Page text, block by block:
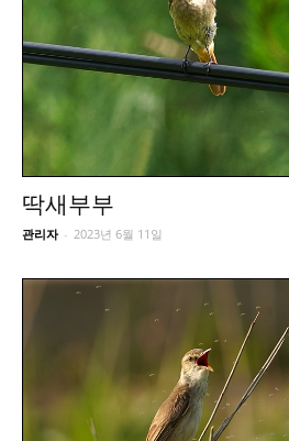
딱새부부
관리자 - 2023년 6월 11일